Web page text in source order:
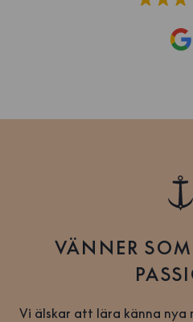
VÄNNER
Vi älskar att lära känna nya